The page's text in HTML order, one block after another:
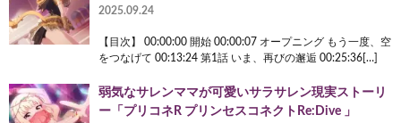
2025.09.24
【目次】 00:00:00 開始 00:00:07 オープニング もう一度、空
をつなげて 00:13:24 第1話 いま、再びの邂逅 00:25:36[…]
弱気なサレンママが可愛いサラサレン現実ストーリ
ー「プリコネR プリンセスコネクトRe:Dive 」